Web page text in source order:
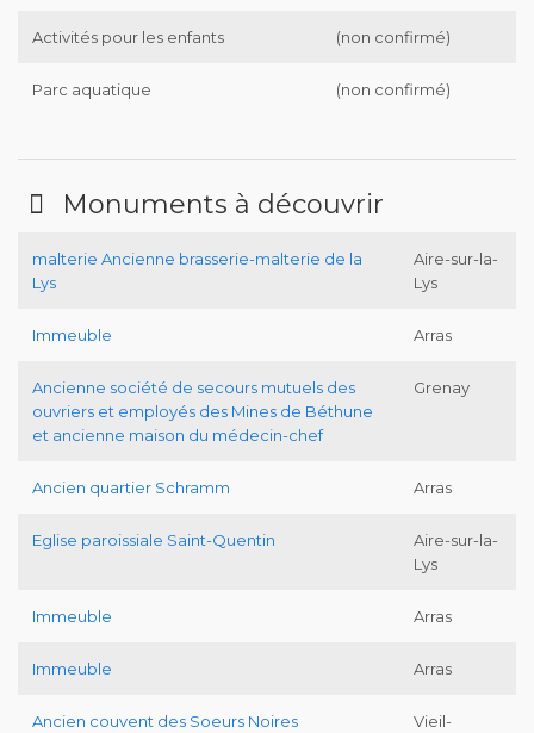
Activités pour les enfants (non confirmé)
Parc aquatique (non confirmé)
Monuments à découvrir
malterie Ancienne brasserie-malterie de la
Lys
Aire-sur-la-
Lys
Immeuble Arras
Ancienne société de secours mutuels des
ouvriers et employés des Mines de Béthune
et ancienne maison du médecin-chef
Grenay
Ancien quartier Schramm Arras
Eglise paroissiale Saint-Quentin
Aire-sur-la-
Lys
Immeuble Arras
Immeuble Arras
Ancien couvent des Soeurs Noires
Vieil-